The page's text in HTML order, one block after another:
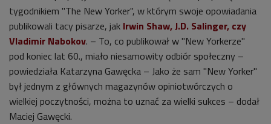
tygodnikiem "The New Yorker", w którym swoje opowiadania
publikowali tacy pisarze, jak Irwin Shaw, J.D. Salinger, czy
Vladimir Nabokov. – To, co publikował w "New Yorkerze"
pod koniec lat 60., miało niesamowity odbiór społeczny –
powiedziała Katarzyna Gawęcka – Jako że sam "New Yorker"
był jednym z głównych magazynów opiniotwórczych o
wielkiej poczytności, można to uznać za wielki sukces – dodał
Maciej Gawęcki.